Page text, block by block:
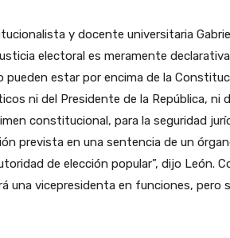
y docente universitaria
electoral es meramente
pueden estar por encima de la
ni del Presidente de la República, ni
constitucional, para la seguridad
prevista en una sentencia de un
de elección popular”, dijo León.
una vicepresidenta en funciones, pero